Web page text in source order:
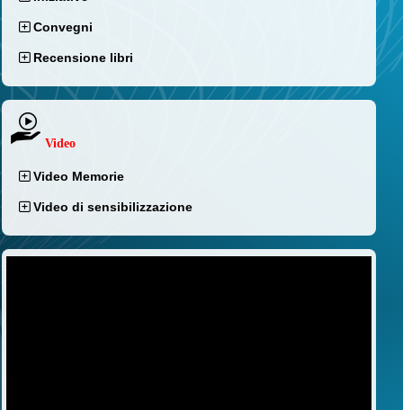
Convegni
Recensione libri
Video
Video Memorie
Video di sensibilizzazione